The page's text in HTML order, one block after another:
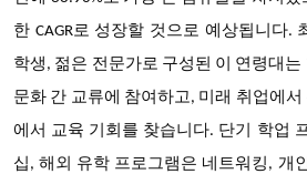
한 CAGR로 성장할 것으로 예상됩니다.
학생, 젊은 전문가로 구성된 이 연령대
문화 간 교류에 참여하고, 미래 취업에서
에서 교육 기회를 찾습니다. 단기 학업
십, 해외 유학 프로그램은 네트워킹, 개